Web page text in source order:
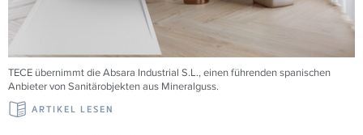
TECE übernimmt dieAbsara Industrial S.L., einen führenden spanischen
Anbieter von Sanitärobjekten aus Mineralguss.
ARTIKEL LESEN